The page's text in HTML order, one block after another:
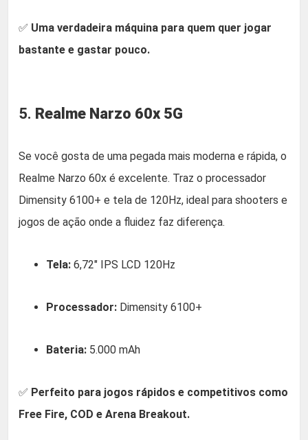
✅ Uma verdadeira máquina para quem quer jogar
bastante e gastar pouco.
5. Realme Narzo 60x 5G
Se você gosta de uma pegada mais moderna e rápida, o
Realme Narzo 60x é excelente. Traz o processador
Dimensity 6100+ e tela de 120Hz, ideal para shooters e
jogos de ação onde a fluidez faz diferença.
Tela: 6,72″ IPS LCD 120Hz
Processador: Dimensity 6100+
Bateria: 5.000 mAh
✅ Perfeito para jogos rápidos e competitivos como
Free Fire, COD e Arena Breakout.